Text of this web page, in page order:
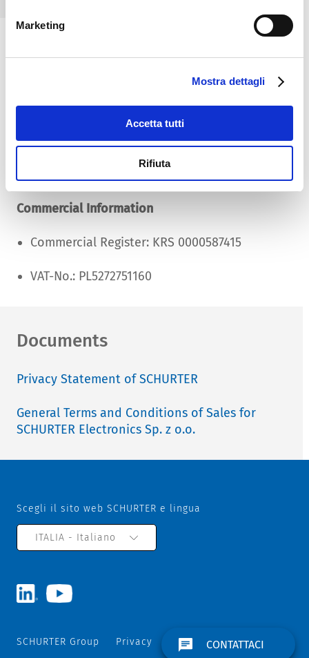
Marketing
Mostra dettagli
Accetta tutti
Rifiuta
Management
Chairman of the board: Steffen Lindner
Data Protection Officer:
Commercial Information
Commercial Register: KRS 0000587415
VAT-No.: PL5272751160
Documents
Privacy Statement of SCHURTER
General Terms and Conditions of Sales for
SCHURTER Electronics Sp. z o.o.
CONTATTACI
Scegli il sito web SCHURTER e lingua
ITALIA - Italiano
SCHURTER Group Privacy Termini e Condizioni